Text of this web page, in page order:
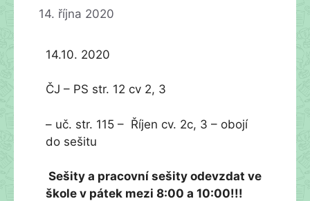
14. října 2020
14.10. 2020
ČJ – PS str. 12 cv 2, 3
– uč. str. 115 – Říjen cv. 2c, 3 – obojí
do sešitu
Sešity a pracovní sešity odevzdat ve
škole v pátek mezi 8:00 a 10:00!!!